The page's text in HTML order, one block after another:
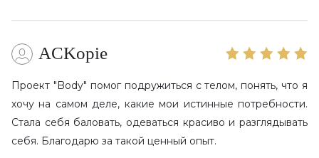
ACKopie
Проект "Body" помог подружиться с телом, понять, что я
хочу на самом деле, какие мои истинные потребности.
Стала себя баловать, одеваться красиво и разглядывать
себя. Благодарю за такой ценный опыт.